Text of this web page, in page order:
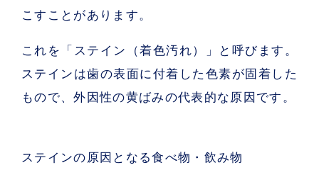
こすことがあります。
これを「 ステイン
（着色汚れ）」と呼びます。
ステインは歯の表面に付着した色素が固着した
もので、外因性の黄ばみの代表的な原因です。
ステインの原因となる食べ物・飲み物